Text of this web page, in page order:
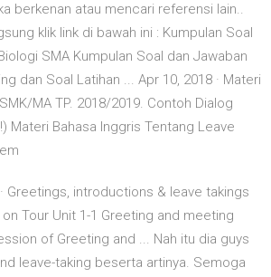
berkenan atau mencari referensi lain..
klik link di bawah ini : Kumpulan Soal
SMA Kumpulan Soal dan Jawaban
dan Soal Latihan ... Apr 10, 2018 · Materi
MA TP. 2018/2019. Contoh Dialog
Materi Bahasa Inggris Tentang Leave
Greetings, introductions & leave takings
Tour Unit 1-1 Greeting and meeting
of Greeting and ... Nah itu dia guys
leave-taking beserta artinya. Semoga